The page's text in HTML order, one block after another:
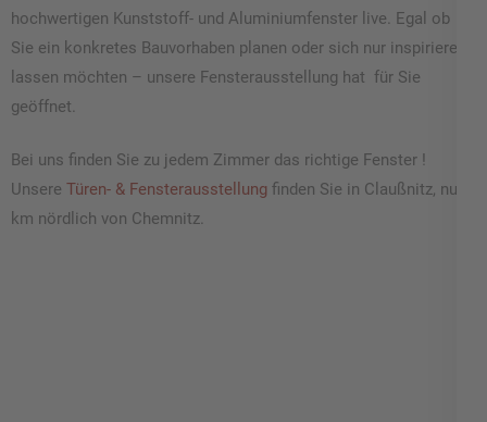
hochwertigen Kunststoff- und Aluminiumfenster live. Egal ob
Sie ein konkretes Bauvorhaben planen oder sich nur inspirieren
lassen möchten – unsere Fensterausstellung hat für Sie
geöffnet.
Bei uns finden Sie zu jedem Zimmer das richtige Fenster !
Unsere Türen- & Fensterausstellung finden Sie in Claußnitz, nur 8
km nördlich von Chemnitz.